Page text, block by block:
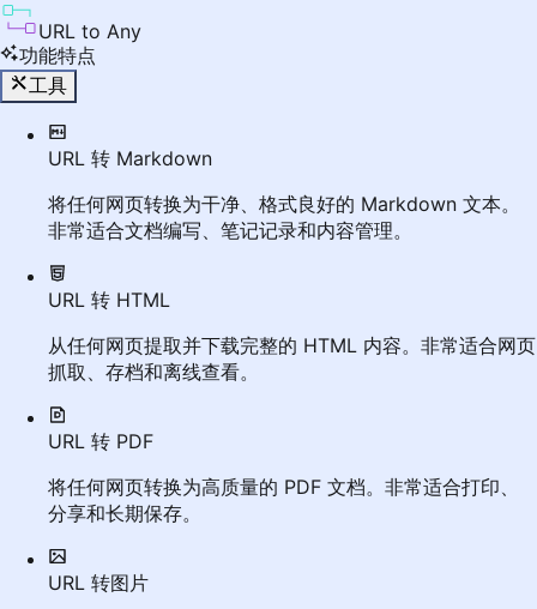
URL to Any
功能特点
工具
URL 转 Markdown
将任何网页转换为干净、格式良好的 Markdown 文本。
非常适合文档编写、笔记记录和内容管理。
URL 转 HTML
从任何网页提取并下载完整的 HTML 内容。非常适合网页
抓取、存档和离线查看。
URL 转 PDF
将任何网页转换为高质量的 PDF 文档。非常适合打印、
分享和长期保存。
URL 转图片